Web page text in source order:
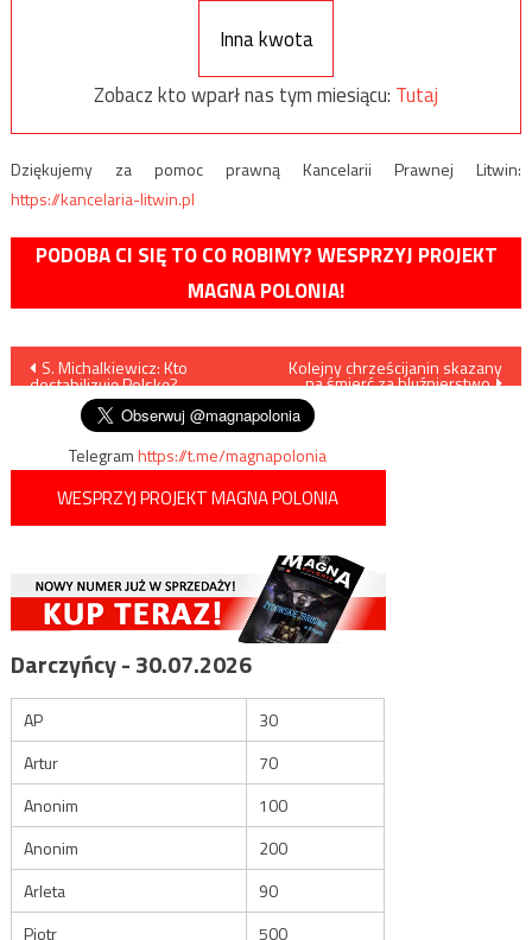
Inna kwota
Zobacz kto wparł nas tym miesiącu: Tutaj
Dziękujemy za pomoc prawną Kancelarii Prawnej Litwin:
https://kancelaria-litwin.pl
PODOBA CI SIĘ TO CO ROBIMY? WESPRZYJ PROJEKT
MAGNA POLONIA!
Nawigacja
wpisu
S. Michalkiewicz: Kto
destabilizuję Polskę?
Kolejny chrześcijanin skazany
na śmierć za bluźnierstwo
Telegramhttps://t.me/magnapolonia
WESPRZYJ PROJEKT MAGNA POLONIA
Darczyńcy - 30.07.2026
AP
30
Artur
70
Anonim
100
Anonim
200
Arleta
90
Piotr
500